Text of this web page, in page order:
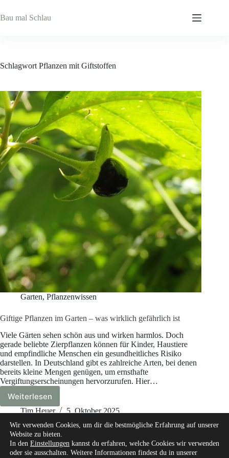
Inhalt
springen
Bau mal Schlau
Schlagwort Pflanzen mit Giftstoffen
Garten, Pflanzenwissen
Giftige Pflanzen im Garten – was wirklich gefährlich ist
Viele Gärten sehen schön aus und wirken harmlos. Doch
gerade beliebte Zierpflanzen können für Kinder, Haustiere
und empfindliche Menschen ein gesundheitliches Risiko
darstellen. In Deutschland gibt es zahlreiche Arten, bei denen
bereits kleine Mengen genügen, um ernsthafte
Vergiftungserscheinungen hervorzurufen. Hier…
Weiterlesen
Giftige
Pflanzen
Garten
–
was
Tim Heuer 5. Oktober 2025
Wir verwenden Cookies, um dir die bestmögliche Erfahrung auf unserer
Website zu bieten.
In den Einstellungen kannst du erfahren, welche Cookies wir verwenden
oder sie ausschalten. Weitere Informationen findest du in unserer